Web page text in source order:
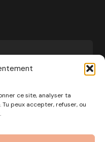
ce site, analyser ta
peux accepter, refuser, ou
· SIRET